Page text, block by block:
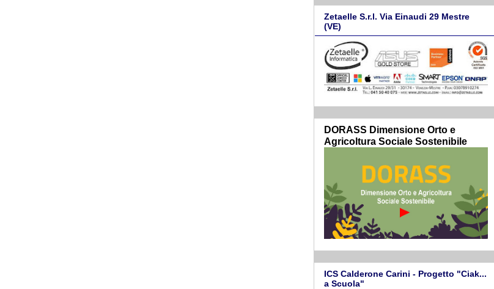
Zetaelle S.r.l. Via Einaudi 29 Mestre
(VE)
DORASS Dimensione Orto e
Agricoltura Sociale Sostenibile
ICS Calderone Carini - Progetto "Ciak...
a Scuola"